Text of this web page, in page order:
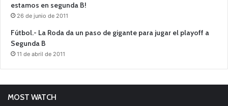
estamos en segunda B!
26 de junio de 2011
Fútbol.- La Roda da un paso de gigante para jugar el playoff a
Segunda B
11 de abril de 2011
MOST WATCH